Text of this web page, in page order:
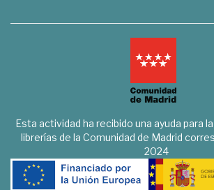
Esta actividad ha recibido una ayuda para
librerías de la Comunidad de Madrid
2024